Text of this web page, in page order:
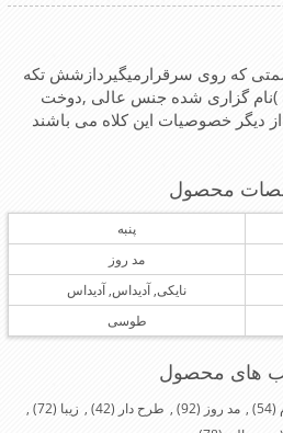
که روی سرقرارمیگیردازشش تکه
گزاری شده جنس عالی ,دوخت
خصوصیات این کلاه می باشند
محصول
پنبه
مد روز
نایکی, آدیداس, آدیداس
طوسی
های محصول
(54)
, مد روز (92)
, طرح دار (42)
, زیبا (72)
,